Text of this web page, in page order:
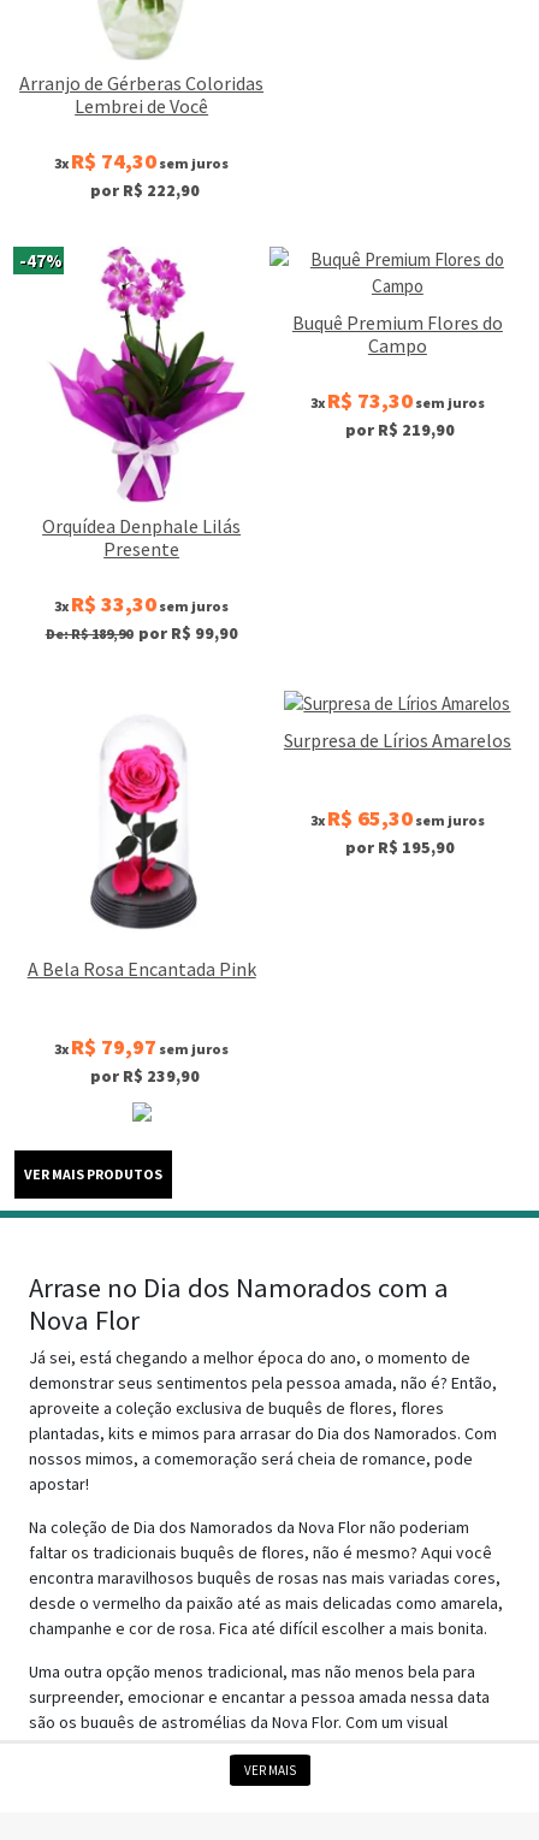
Arranjo de Gérberas Coloridas
Lembrei de Você
3x R$ 74,30 sem juros
por R$ 222,90
-47%
Orquídea Denphale Lilás
Presente
3x R$ 33,30 sem juros
De: R$ 189,90 por R$ 99,90
Buquê Premium Flores do
Campo
3x R$ 73,30sem juros
por R$ 219,90
A Bela Rosa Encantada Pink
3x R$ 79,97 sem juros
por R$ 239,90
Surpresa de Lírios Amarelos
3x R$ 65,30sem juros
por R$ 195,90
Arrase no Dia dos Namorados com a
Nova Flor
Já sei, está chegando a melhor época do ano, o momento de
demonstrar seus sentimentos pela pessoa amada, não é? Então,
aproveite a coleção exclusiva de buquês de flores, flores
plantadas, kits e mimos para arrasar do Dia dos Namorados. Com
nossos mimos, a comemoração será cheia de romance, pode
apostar!
Na coleção de Dia dos Namorados da Nova Flor não poderiam
faltar os tradicionais buquês de flores, não é mesmo? Aqui você
encontra maravilhosos buquês de rosas nas mais variadas cores,
desde o vermelho da paixão até as mais delicadas como amarela,
champanhe e cor de rosa. Fica até difícil escolher a mais bonita.
Uma outra opção menos tradicional, mas não menos bela para
surpreender, emocionar e encantar a pessoa amada nessa data
são os buquês de astromélias da Nova Flor. Com um visual
puros e, ainda por cima, dar aquele toque refinado na decoração.
VER MAIS